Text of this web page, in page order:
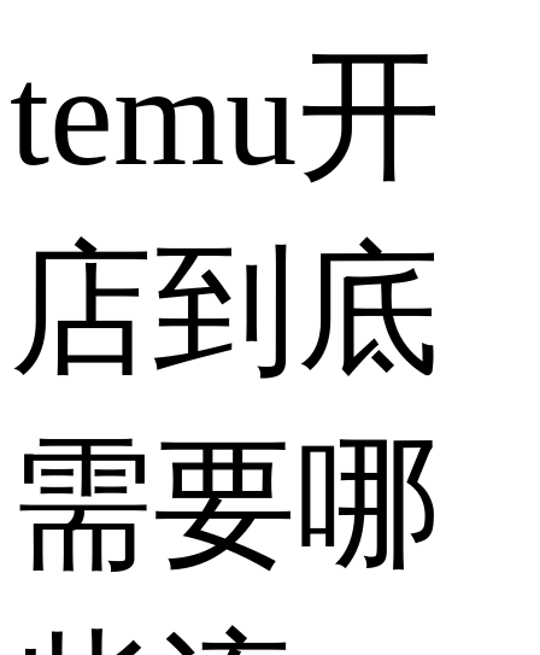
temu开
店到底
需要哪